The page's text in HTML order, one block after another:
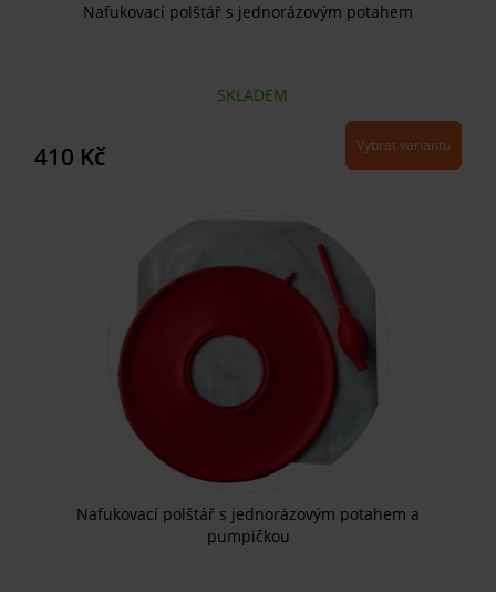
Nafukovací polštář s jednorázovým potahem
SKLADEM
410 Kč Vybrat variantu
Nafukovací polštář s jednorázovým potahem a
pumpičkou